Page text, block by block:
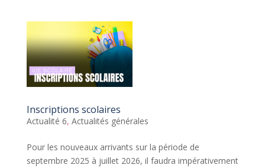
Inscriptions scolaires
Actualité 6, Actualités générales
Pour les nouveaux arrivants sur la période de
septembre 2025 à juillet 2026, il faudra impérativement